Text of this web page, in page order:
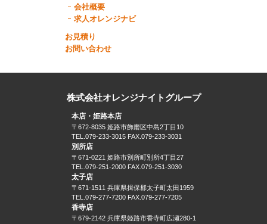
会社概要
求人オレンジナビ
お見積り
お問い合わせ
株式会社オレンジナイトグループ
本店・姫路本店
〒672-8035 姫路市飾磨区中島2丁目10
TEL.079-233-3015 FAX.079-233-3031
別所店
〒671-0221 姫路市別所町別所4丁目27
TEL.079-251-2000 FAX.079-251-3030
太子店
〒671-1511 兵庫県揖保郡太子町太田1959
TEL.079-277-7200 FAX.079-277-7205
香寺店
〒679-2142 兵庫県姫路市香寺町広瀬280-1